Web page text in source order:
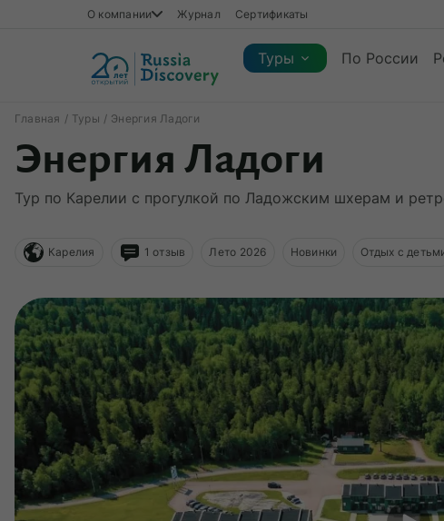
О компании Журнал Сертификаты
Туры
Каталог туров
По России
Каталог туров
Регионы Коллекции Виды отдыха Сезоны
Главная Туры Энергия Ладоги
Энергия Ладоги
Тур по Карелии с прогулкой по Ладожским шхерам и
Карелия 1 отзыв Лето 2026 Новинки Отдых с